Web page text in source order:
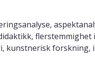
flerstemmighet
forskning,